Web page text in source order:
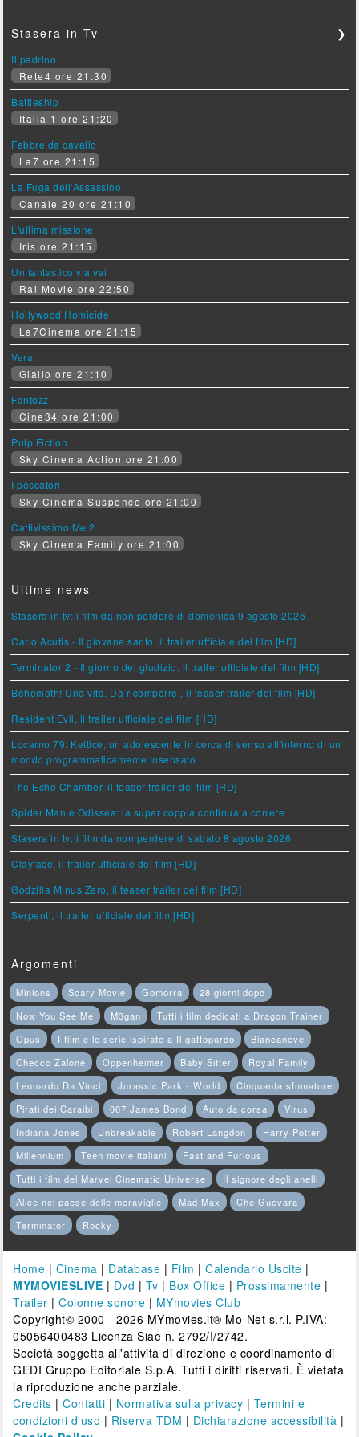
Stasera in Tv ❯
Il padrino
Rete4 ore 21:30
Battleship
Italia 1 ore 21:20
Febbre da cavallo
La7 ore 21:15
La Fuga dell'Assassino
Canale 20 ore 21:10
L'ultima missione
Iris ore 21:15
Un fantastico via vai
Rai Movie ore 22:50
Hollywood Homicide
La7Cinema ore 21:15
Vera
Giallo ore 21:10
Fantozzi
Cine34 ore 21:00
Pulp Fiction
Sky Cinema Action ore 21:00
I peccatori
Sky Cinema Suspence ore 21:00
Cattivissimo Me 2
Sky Cinema Family ore 21:00
Ultime news
Stasera in tv: i film da non perdere di domenica 9 agosto 2026
Carlo Acutis - Il giovane santo, il trailer ufficiale del film [HD]
Terminator 2 - Il giorno del giudizio, il trailer ufficiale del film [HD]
Behemoth! Una vita. Da ricomporre., il teaser trailer del film [HD]
Resident Evil, il trailer ufficiale del film [HD]
Locarno 79: Ketticè, un adolescente in cerca di senso all'interno di un
mondo programmaticamente insensato
The Echo Chamber, il teaser trailer del film [HD]
Spider Man e Odissea: la super coppia continua a correre
Stasera in tv: i film da non perdere di sabato 8 agosto 2026
Clayface, il trailer ufficiale del film [HD]
Godzilla Minus Zero, il teaser trailer del film [HD]
Serpenti, il trailer ufficiale del film [HD]
Argomenti
Minions Scary Movie Gomorra
28 giorni dopo
Now You See Me
M3gan
Tutti i film dedicati a Dragon Trainer
Opus
I film e le serie ispirate a Il gattopardo
Biancaneve
Checco Zalone
Oppenheimer Baby Sitter
Royal Family
Leonardo Da Vinci
Jurassic Park - World
Cinquanta sfumature
Pirati dei Caraibi
007 James Bond Auto da corsa
Virus
Indiana Jones
Unbreakable Robert Langdon
Harry Potter
Millennium
Teen movie italiani
Fast and Furious
Tutti i film del Marvel Cinematic Universe
Il signore degli anelli
Alice nel paese delle meraviglie
Mad Max
Che Guevara
Terminator
Rocky
Home | Cinema | Database | Film |Calendario Uscite |
MYMOVIESLIVE | Dvd | Tv | Box Office | Prossimamente |
Trailer |Colonne sonore | MYmovies Club
Copyright© 2000 - 2026 MYmovies.it® Mo-Net s.r.l. P.IVA:
05056400483 Licenza Siae n. 2792/I/2742.
Società soggetta all'attività di direzione e coordinamento di
GEDI Gruppo Editoriale S.p.A. Tutti i diritti riservati. È vietata
la riproduzione anche parziale.
Credits |Contatti | Normativa sulla privacy | Termini e
condizioni d'uso | Riserva TDM | Dichiarazione accessibilità |